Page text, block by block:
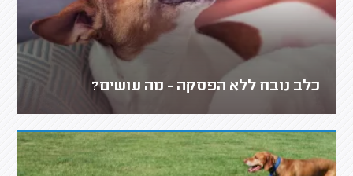
כלב נובח ללא הפסקה - מה עושים?